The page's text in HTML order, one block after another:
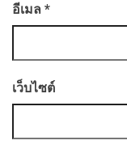
อีเมล *
เว็บไซต์